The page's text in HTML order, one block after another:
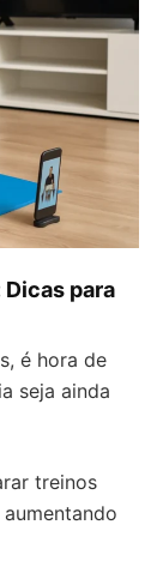
para
é hora de
seja ainda
treinos